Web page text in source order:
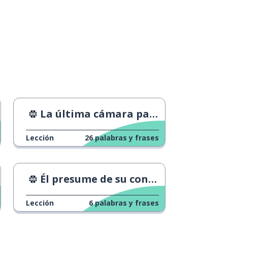
La última cámara para los Juegos Olímpicos
Lección 26 palabras y frases
Él presume de su conocimiento
Lección 6 palabras y frases